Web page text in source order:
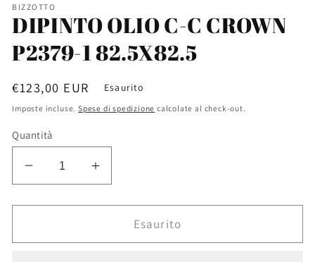
BIZZOTTO
DIPINTO OLIO C-C CROWN
P2379-1 82.5X82.5
Prezzo
di
€123,00 EUR Esaurito
Imposte incluse. Spese di spedizione calcolate al check-out.
Quantità
Diminuisci
quantità
per
OLIO
Aumenta
quantità
per
DIPINTO
OLIO
Esaurito